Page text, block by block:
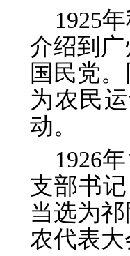
1925
介绍到
国民党
为农民
动。
1926
支部书
当选为
农代表